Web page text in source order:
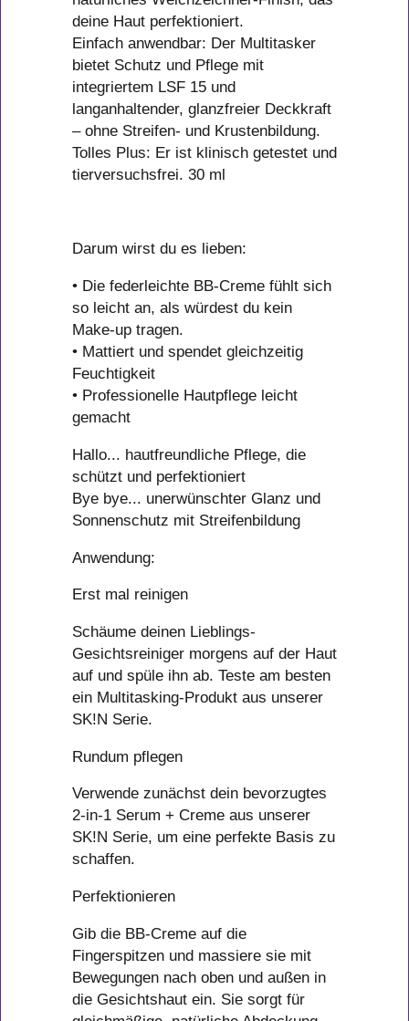
deine Haut perfektioniert.
Einfach anwendbar: Der Multitasker
bietet Schutz und Pflege mit
integriertem LSF 15 und
langanhaltender, glanzfreier Deckkraft
– ohne Streifen- und Krustenbildung.
Tolles Plus: Er ist klinisch getestet und
tierversuchsfrei. 30 ml
Darum wirst du es lieben:
• Die federleichte BB-Creme fühlt sich
so leicht an, als würdest du kein
Make-up tragen.
• Mattiert und spendet gleichzeitig
Feuchtigkeit
• Professionelle Hautpflege leicht
gemacht
Hallo... hautfreundliche Pflege, die
schützt und perfektioniert
Bye bye... unerwünschter Glanz und
Sonnenschutz mit Streifenbildung
Anwendung:
Erst mal reinigen
Schäume deinen Lieblings-
Gesichtsreiniger morgens auf der Haut
auf und spüle ihn ab. Teste am besten
ein Multitasking-Produkt aus unserer
SK!N Serie.
Rundum pflegen
Verwende zunächst dein bevorzugtes
2-in-1 Serum + Creme aus unserer
SK!N Serie, um eine perfekte Basis zu
schaffen.
Perfektionieren
Gib die BB-Creme auf die
Fingerspitzen und massiere sie mit
Bewegungen nach oben und außen in
die Gesichtshaut ein. Sie sorgt für